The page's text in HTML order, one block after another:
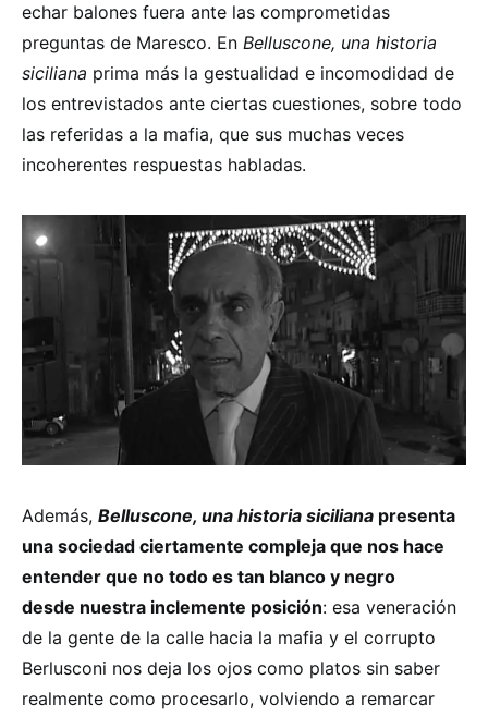
echar balones fuera ante las comprometidas
preguntas de Maresco. En Belluscone, una historia
siciliana prima más la gestualidad e incomodidad de
los entrevistados ante ciertas cuestiones, sobre todo
las referidas a la mafia, que sus muchas veces
incoherentes respuestas habladas.
Además, Belluscone, una historia siciliana presenta
una sociedad ciertamente compleja que nos hace
entender que no todo es tan blanco y negro
desde nuestra inclemente posición: esa veneración
de la gente de la calle hacia la mafia y el corrupto
Berlusconi nos deja los ojos como platos sin saber
realmente como procesarlo, volviendo a remarcar